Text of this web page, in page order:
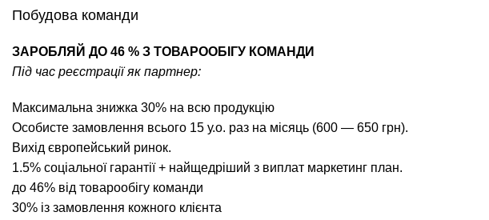
Побудова команди
ЗАРОБЛЯЙ ДО 46 % З ТОВАРООБІГУ КОМАНДИ
Під час реєстрації як партнер:
Максимальна знижка 30% на всю продукцію
Особисте замовлення всього 15 у.о. раз на місяць (600 — 650 грн).
Вихід європейський ринок.
1.5% соціальної гарантії + найщедріший з виплат маркетинг план.
до 46% від товарообігу команди
30% із замовлення кожного клієнта